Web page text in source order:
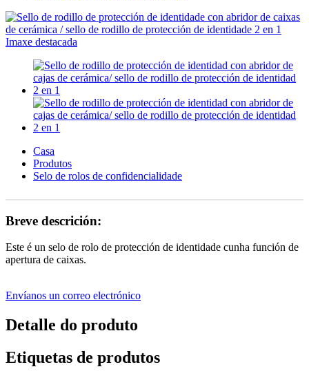
Casa
Produtos
Selo de rolos de confidencialidade
Breve descrición:
Este é un selo de rolo de protección de identidade cunha función de
apertura de caixas.
Envíanos un correo electrónico
Detalle do produto
Etiquetas de produtos